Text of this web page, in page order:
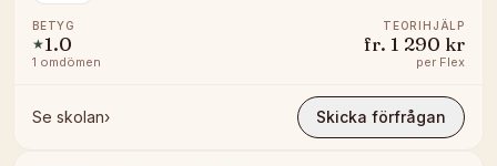
BETYG
★1.0
1 omdömen
TEORIHJÄLP
fr. 1 290 kr
per Flex
Se skolan› Skicka förfrågan